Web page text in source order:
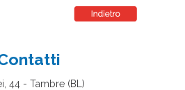
44- Tambre(BL )